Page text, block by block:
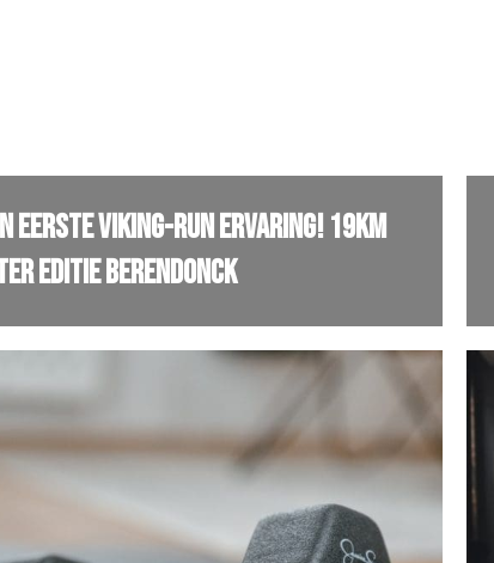
eerste viking-run ervaring! 19km
editie Berendonck